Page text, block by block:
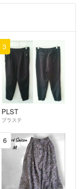
3
PLST
プラステ
6